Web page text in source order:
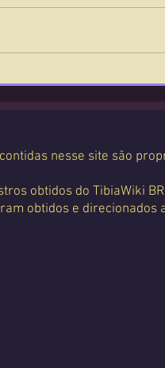
nesse site são
obtidos do TibiaWiki
obtidos e direcionados